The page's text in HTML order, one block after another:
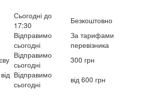
Сьогодні до
17:30
Безкоштовно
Відправимо
сьогодні
За тарифами
перевізника
Відправимо
сьогодні
300 грн
Відправимо
сьогодні
від 600 грн